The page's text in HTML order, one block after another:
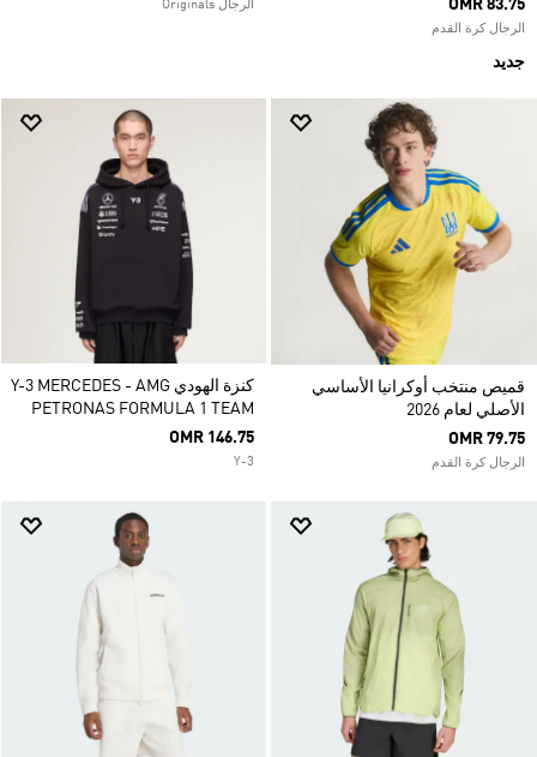
OMR 83.75
الرجال كرة القدم
جديد
الرجال Originals
قميص منتخب أوكرانيا الأساسي
الأصلي لعام 2026
OMR 79.75
الرجال كرة القدم
كنزة الهودي Y-3 MERCEDES - AMG
PETRONAS FORMULA 1 TEAM
OMR 146.75
Y-3